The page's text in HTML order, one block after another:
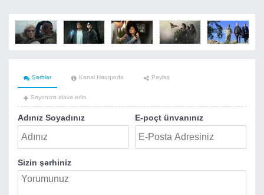
Şərhlər Kanal Haqqında Paylaş
Saytınıza əlavə edin
Adınız Soyadınız E-poçt ünvanınız
Sizin şərhiniz